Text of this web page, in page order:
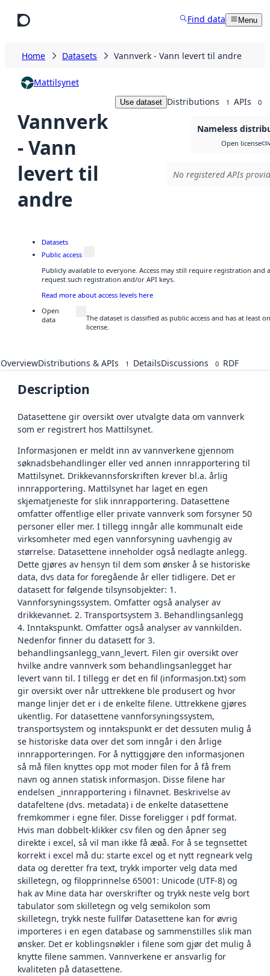
Find data Menu
Home Datasets Vannverk - Vann levert til andre
Mattilsynet
Vannverk
- Vann
levert til
andre
Use dataset Distributions 1 APIs 0
Nameless
Open license
No registered APIs
Datasets
Public access
Publicly available to everyone. Access may still require registration and
request such registration and/or API keys.
Read more about access levels here
Open
data
The dataset is classified as public access and has at
license.
OverviewDistributions & APIs 1 DetailsDiscussions 0 RDF
Description
Datasettene gir oversikt over utvalgte data om vannverk
som er registrert hos Mattilsynet.
Informasjonen er meldt inn av vannverkene gjennom
søknadsbehandlinger eller ved annen innrapportering til
Mattilsynet. Drikkevannsforskriften krever bl.a. årlig
innrapportering. Mattilsynet har laget en egen
skjematjeneste for slik innrapportering. Datasettene
omfatter offentlige eller private vannverk som forsyner 50
personer eller mer. I tillegg inngår alle kommunalt eide
virksomheter med egen vannforsyning uavhengig av
størrelse. Datasettene inneholder også nedlagte anlegg.
Dette gjøres av hensyn til dem som ønsker å se historiske
data, dvs data for foregående år eller tidligere. Det er
datasett for følgende tilsynsobjekter: 1.
Vannforsyningssystem. Omfatter også analyser av
drikkevannet. 2. Transportsystem 3. Behandlingsanlegg
4. Inntakspunkt. Omfatter også analyser av vannkilden.
Nedenfor finner du datasett for 3.
behandlingsanlegg_vann_levert. Filen gir oversikt over
hvilke andre vannverk som behandlingsanlegget har
levert vann til. I tillegg er det en fil (informasjon.txt) som
gir oversikt over når uttrekkene ble produsert og hvor
mange linjer det er i de enkelte filene. Uttrekkene gjøres
ukentlig. For datasettene vannforsyningssystem,
transportsystem og inntakspunkt er det dessuten mulig å
se historiske data over det som inngår i den årlige
innrapporteringen. For å nyttiggjøre den informasjonen
så må filen knyttes opp mot moder filen for å få frem
navn og annen statisk informasjon. Disse filene har
endelsen _innrapportering i filnavnet. Beskrivelse av
datafeltene (dvs. metadata) i de enkelte datasettene
fremkommer i egne filer. Disse foreligger i pdf format.
Hvis man dobbelt-klikker csv filen og den åpner seg
direkte i excel, så vil man ikke få æøå. For å se tegnsettet
korrekt i excel må du: starte excel og et nytt regneark velg
data og deretter fra text, trykk importer velg data med
skilletegn, og filopprinnelse 65001: Unicode (UTF-8) og
hak av Mine data har overskrifter og trykk neste velg bort
tabulator som skilletegn og velg semikolon som
skilletegn, trykk neste fullfør Datasettene kan for øvrig
importeres i en egen database og sammenstilles slik man
ønsker. Det er koblingsnøkler i filene som gjør det mulig å
knytte filene sammen. Vannverkene er ansvarlig for
kvaliteten på datasettene.